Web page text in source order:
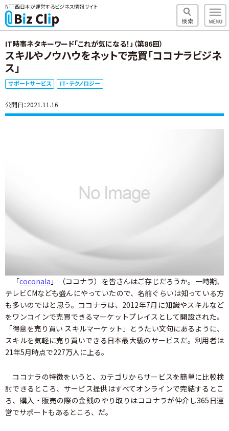
NTT西日本が運営するビジネス情報サイト
IT時事ネタキーワード「これが気になる！」（第86回）
スキルやノウハウをネットで売買「ココナラビジネ
ス」
サポートサービス IT・テクノロジー
公開日：2021.11.16
「coconala 」（ココナラ）を皆さんはご存じだろうか。一時期、
テレビCMなども盛んにやっていたので、名前ぐらいは知っている方
も多いのではと思う。ココナラは、2012年7月に知識やスキルなど
をワンコインで売買できるマーケットプレイスとして開設された。
「得意を売り買い スキルマーケット」とうたい文句にあるように、
スキルを気軽に売り買いできる日本最大級のサービスだ。利用者は
21年5月時点で227万人に上る。
ココナラの特徴をいうと、カテゴリからサービスを簡単に比較検
討できるところ、サービス提供はすべてオンラインで完結するとこ
ろ、購入・販売の際の金銭のやり取りはココナラが仲介し365日運
営でサポートもあるところ、だ。